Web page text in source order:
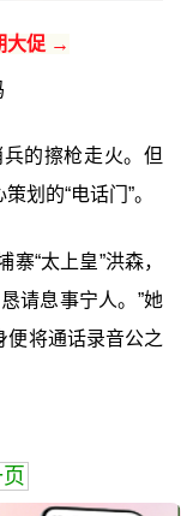
大促 →
的擦枪走火。但
划的“电话门”。
“太上皇”洪森，
请息事宁人。”她
便将通话录音公之
页